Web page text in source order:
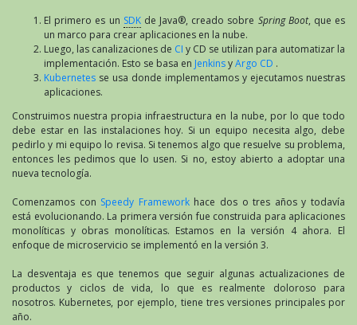
El primero es un SDKde Java®, creado sobre Spring Boot, que es
un marco para crear aplicaciones en la nube.
Luego, las canalizaciones de CI y CD se utilizan para automatizar la
implementación. Esto se basa en JenkinsyArgo CD .
Kubernetes se usa donde implementamos y ejecutamos nuestras
aplicaciones.
Construimos nuestra propia infraestructura en la nube, por lo que todo
debe estar en las instalaciones hoy. Si un equipo necesita algo, debe
pedirlo y mi equipo lo revisa. Si tenemos algo que resuelve su problema,
entonces les pedimos que lo usen. Si no, estoy abierto a adoptar una
nueva tecnología.
Comenzamos con Speedy Frameworkhace dos o tres años y todavía
está evolucionando. La primera versión fue construida para aplicaciones
monolíticas y obras monolíticas. Estamos en la versión 4 ahora. El
enfoque de microservicio se implementó en la versión 3.
La desventaja es que tenemos que seguir algunas actualizaciones de
productos y ciclos de vida, lo que es realmente doloroso para
nosotros. Kubernetes, por ejemplo, tiene tres versiones principales por
año.